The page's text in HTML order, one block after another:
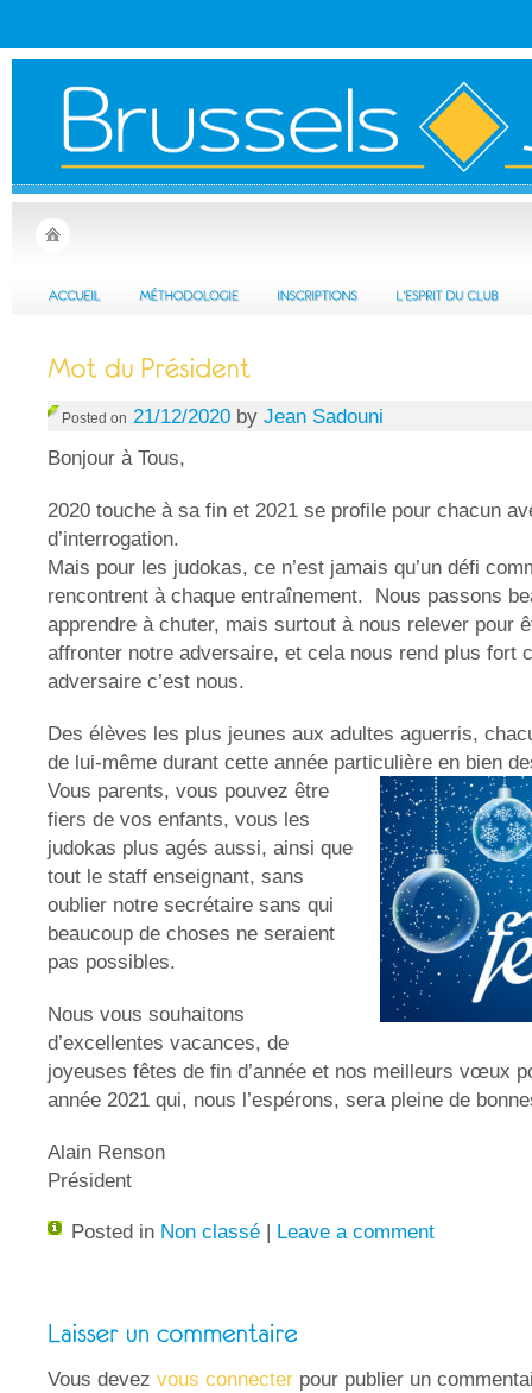
Posted on 21/12/2020 by Jean Sadouni
Bonjour à Tous,
2020 touche à sa fin et 2021 se profile pour chacun
d’interrogation.
Mais pour les judokas, ce n’est jamais qu’un défi
rencontrent à chaque entraînement. Nous passons
apprendre à chuter, mais surtout à nous relever pour
affronter notre adversaire, et cela nous rend plus fort
adversaire c’est nous.
Des élèves les plus jeunes aux adultes aguerris,
de lui-même durant cette année particulière en bien
Vous parents, vous pouvez être
fiers de vos enfants, vous les
judokas plus agés aussi, ainsi que
tout le staff enseignant, sans
oublier notre secrétaire sans qui
beaucoup de choses ne seraient
pas possibles.
Nous vous souhaitons
d’excellentes vacances, de
joyeuses fêtes de fin d’année et nos meilleurs vœux
année 2021 qui, nous l’espérons, sera pleine de
Alain Renson
Président
Posted in Non classé | Leave a comment
Vous devez vous connecter pour publier un